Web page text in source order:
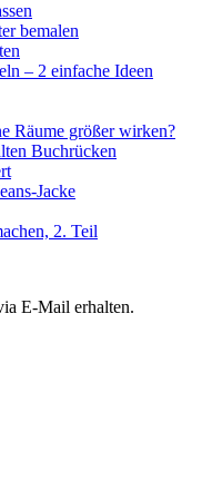
bemalen
– 2 einfache Ideen
Räume größer wirken?
Buchrücken
Jacke
2. Teil
E-Mail erhalten.